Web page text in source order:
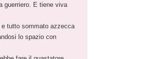
guerriero. E tiene viva
tutto sommato azzecca
lo spazio con